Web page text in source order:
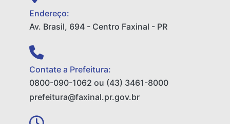
Endereço:
Av. Brasil, 694 - Centro Faxinal - PR
Contate a Prefeitura:
0800-090-1062 ou (43) 3461-8000
prefeitura@faxinal.pr.gov.br